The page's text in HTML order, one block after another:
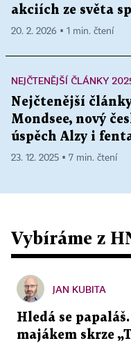
akciích ze světa
20. 2. 2026 ▪ 1 min. čtení
NEJČTENĚJŠÍ ČLÁNKY
Nejčtenější
Mondsee, nový
úspěch Alzy i
23. 12. 2025 ▪ 7 min. čtení
Vybíráme z
JAN KUBITA
Hledá se
majákem skrze